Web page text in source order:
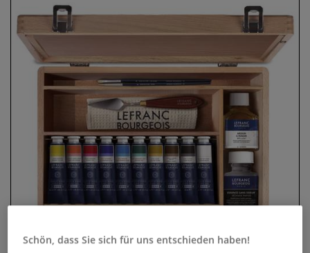
Schön, dass Sie sich für uns entschieden haben!